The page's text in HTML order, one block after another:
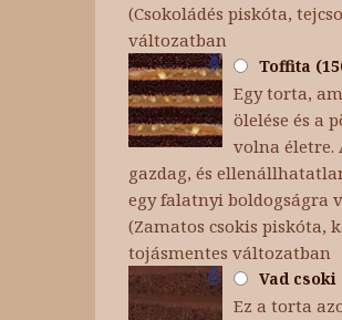
(Csokoládés piskóta,
változatban
Toffita
Egy torta,
ölelése és a
volna életre.
gazdag, és
egy falatnyi boldogságra
(Zamatos csokis piskóta,
tojásmentes változatban
Vad csoki
Ez a torta